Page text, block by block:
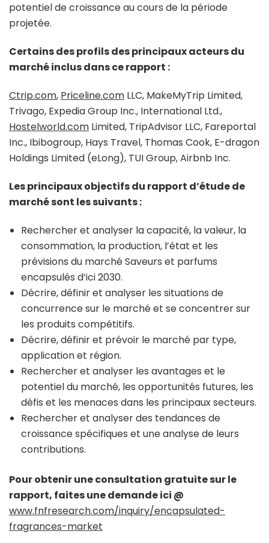
potentiel de croissance au cours de la période
projetée.
Certains des profils des principaux acteurs du
marché inclus dans ce rapport :
Ctrip.com, Priceline.com LLC, MakeMyTrip Limited,
Trivago, Expedia Group Inc., International Ltd.,
Hostelworld.com Limited, TripAdvisor LLC, Fareportal
Inc., Ibibogroup, Hays Travel, Thomas Cook, E-dragon
Holdings Limited (eLong), TUI Group, Airbnb Inc.
Les principaux objectifs du rapport d’étude de
marché sont les suivants :
Rechercher et analyser la capacité, la valeur, la
consommation, la production, l’état et les
prévisions du marché Saveurs et parfums
encapsulés d’ici 2030.
Décrire, définir et analyser les situations de
concurrence sur le marché et se concentrer sur
les produits compétitifs.
Décrire, définir et prévoir le marché par type,
application et région.
Rechercher et analyser les avantages et le
potentiel du marché, les opportunités futures, les
défis et les menaces dans les principaux secteurs.
Rechercher et analyser des tendances de
croissance spécifiques et une analyse de leurs
contributions.
Pour obtenir une consultation gratuite sur le
rapport, faites une demande ici @
www.fnfresearch.com/inquiry/encapsulated-
fragrances-market